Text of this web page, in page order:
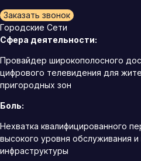
Заказать звонок
Городские Сети
Сфера деятельности:
Провайдер широкополосного
цифрового телевидения для
пригородных зон
Боль:
Нехватка квалифицированного
высокого уровня обслуживания
инфраструктуры